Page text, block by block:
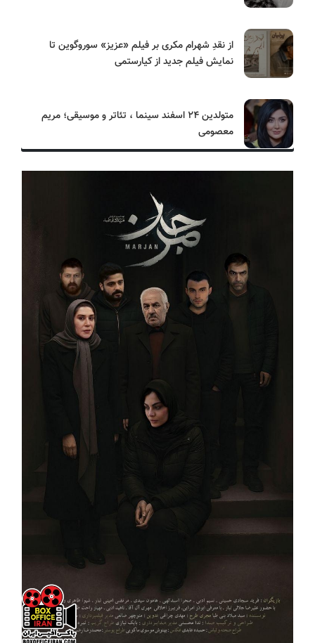
از نقدِ شهرام مکری بر فیلم «عزیز» سوروگوین تا
نمایش فیلم جدید از کیارستمی
متولدین ۲۴ اسفند سینما ، تئاتر و موسیقی؛ مریم
معصومی